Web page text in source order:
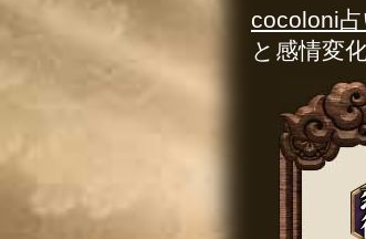
cocoloni
と感情変